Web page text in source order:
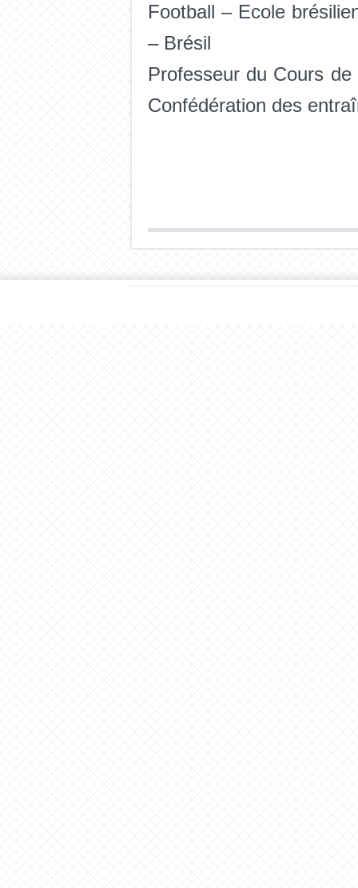
Football – Ecole
– Brésil
Professeur du Cours
Confédération des